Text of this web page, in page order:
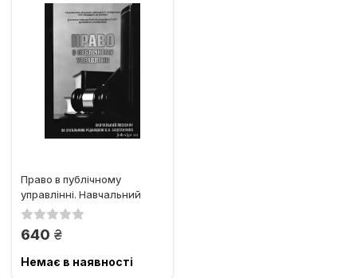
Право в публічному
управлінні. Навчальний
посібник
640 грн.
Немає в наявності